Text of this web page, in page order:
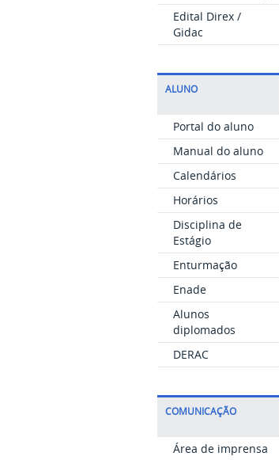
Edital Direx /
Gidac
ALUNO
Portal do aluno
Manual do aluno
Calendários
Horários
Disciplina de
Estágio
Enturmação
Enade
Alunos
diplomados
DERAC
COMUNICAÇÃO
Área de imprensa